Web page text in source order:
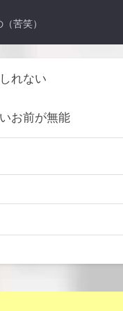
苦笑）
れない
お前が無能